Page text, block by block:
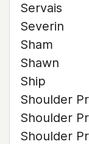
Servais
Severin
Sham
Shawn
Ship
Shoulder
Shoulder
Shoulder